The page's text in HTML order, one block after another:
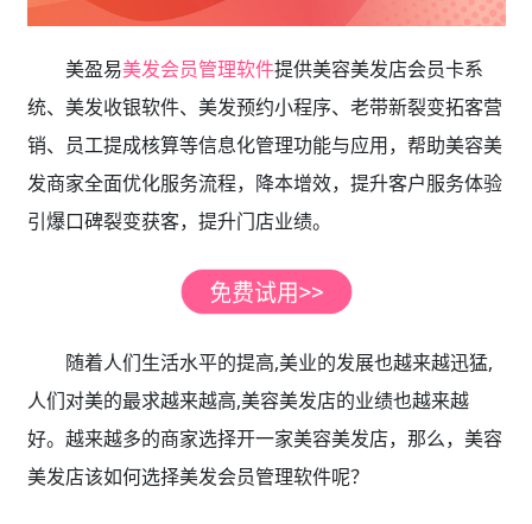
美盈易美发会员管理软件提供美容美发店会员卡系
统、美发收银软件、美发预约小程序、老带新裂变拓客营
销、员工提成核算等信息化管理功能与应用，帮助美容美
发商家全面优化服务流程，降本增效，提升客户服务体验
引爆口碑裂变获客，提升门店业绩。
随着人们生活水平的提高,美业的发展也越来越迅猛,
人们对美的最求越来越高,美容美发店的业绩也越来越
好。越来越多的商家选择开一家美容美发店，那么，美容
美发店该如何选择美发会员管理软件呢？